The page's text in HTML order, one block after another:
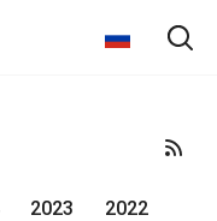
2023
2022